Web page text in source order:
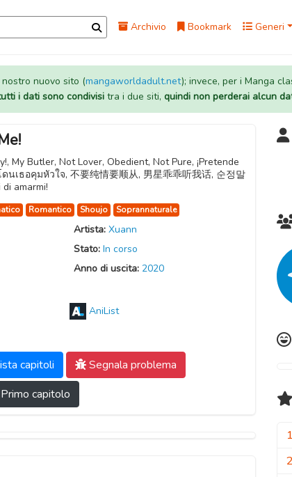
Archivio Bookmark Generi
nuovo sito (mangaworldadult.net); invece, per i Manga
i dati sono condivisitra i due siti, quindi non perderai alcun
My Butler, Not Lover, Obedient, Not Pure, ¡Pretende
นเธอคุมหัวใจ, 不要纯情要顺从, 男星乖乖听我话, 순정말
amarmi!
Romantico Shoujo Soprannaturale
Artista: Xuann
Stato: In corso
Anno di uscita: 2020
AniList
capitoli
Segnala problema
Primo capitolo
1
2